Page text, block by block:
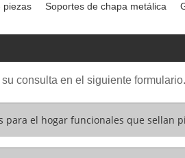
piezas Soportes de chapa metálica
consulta en el siguiente